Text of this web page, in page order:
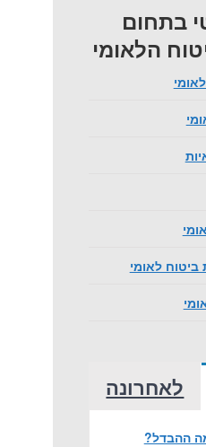
בתחום
הלאומי
לאומי
לאחרונה
ההבדל?